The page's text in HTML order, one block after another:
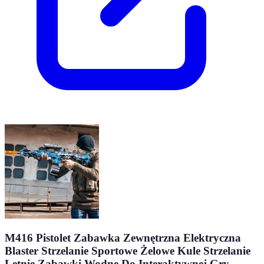
M416 Pistolet Zabawka Zewnętrzna Elektryczna
Blaster Strzelanie Sportowe Żelowe Kule Strzelanie